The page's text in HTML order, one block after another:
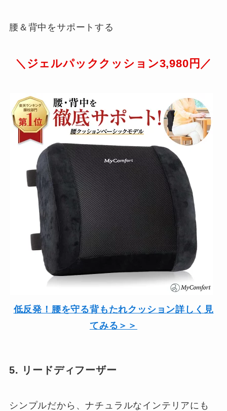
腰＆背中をサポートする
＼ジェルパッククッション3,980円／
低反発！腰を守る背もたれクッション詳しく見
てみる＞＞
5. リードディフーザー
シンプルだから、ナチュラルなインテリアにも